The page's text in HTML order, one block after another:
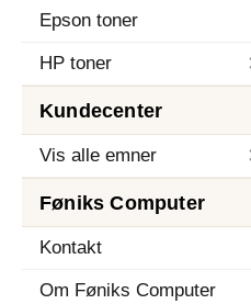
Epson toner
HP toner
Kundecenter
Vis alle emner
Føniks Computer
Kontakt
Om Føniks Computer